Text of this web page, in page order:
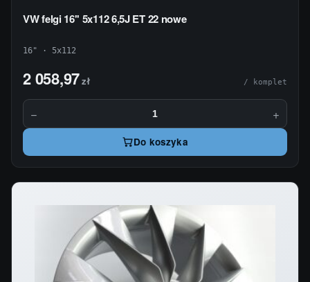
VW felgi 16'' 5x112 6,5J ET 22 nowe
16" · 5x112
2 058,97zł / komplet
− +
Do koszyka